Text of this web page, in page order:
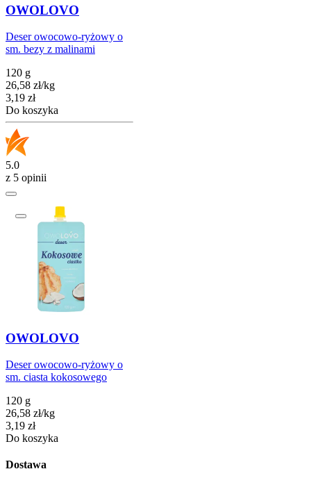
OWOLOVO
Deser owocowo-ryżowy o
sm. bezy z malinami
120 g
26,58 zł/kg
Cena
3,19 zł
Do koszyka
5.0
z 5 opinii
OWOLOVO
Deser owocowo-ryżowy o
sm. ciasta kokosowego
120 g
26,58 zł/kg
Cena
3,19 zł
Do koszyka
Dostawa